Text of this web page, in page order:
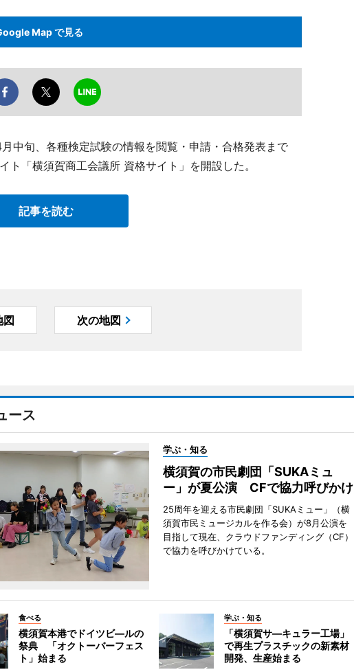
Map で見る
中旬、各種検定試験の情報を閲覧・申請・合格発表まで
「横須賀商工会議所 資格サイト」を開設した。
記事を読む
図 次の地図
ース
学ぶ・知る
横須賀の市民劇団「SUKAミュ
ー」が夏公演 CFで協力呼びかけ
25周年を迎える市民劇団「SUKAミュー」（横
須賀市民ミュージカルを作る会）が8月公演を
目指して現在、クラウドファンディング（CF）
で協力を呼びかけている。
食べる
横須賀本港でドイツビ―ルの
祭典 「オクトーバーフェス
ト」始まる
学ぶ・知る
「横須賀サ―キュラー工場」
で再生プラスチックの新素材
開発、生産始まる